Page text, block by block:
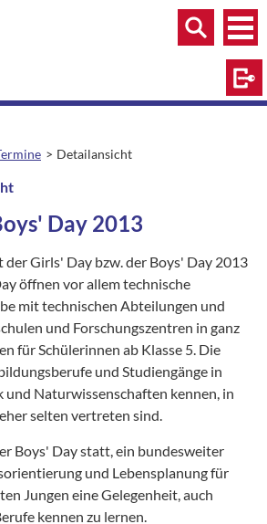
Menü
Suche
aktuelle Seite:
Detailansicht
Day 2013
Girls' Day bzw. der Boys' Day 2013
öffnen vor allem technische
mit technischen Abteilungen und
und Forschungszentren in ganz
für Schülerinnen ab Klasse 5. Die
und Studiengänge in
und Naturwissenschaften kennen, in
selten vertreten sind.
Boys' Day statt, ein bundesweiter
und Lebensplanung für
Jungen eine Gelegenheit, auch
kennen zu lernen.